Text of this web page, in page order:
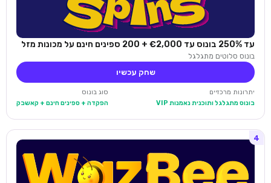
עד 250% בונוס עד €2,000 + 200 ספינים חינם על מכונות מזל
בונוס סלוטים מתגלגל
שחק עכשיו
יתרונות מרכזיים
בונוס מתגלגל ותוכנית נאמנות VIP
סוג בונוס
הפקדה + ספינים חינם + קאשבק
4